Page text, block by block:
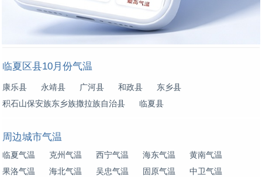
临夏区县10月份气温
康乐县 永靖县 广河县 和政县
东乡县
积石山保安族东乡族撒拉族自治县
临夏县
周边城市气温
临夏气温 克州气温 西宁气温 海东气温
黄南气温
果洛气温
海北气温 吴忠气温 固原气温 中卫气温